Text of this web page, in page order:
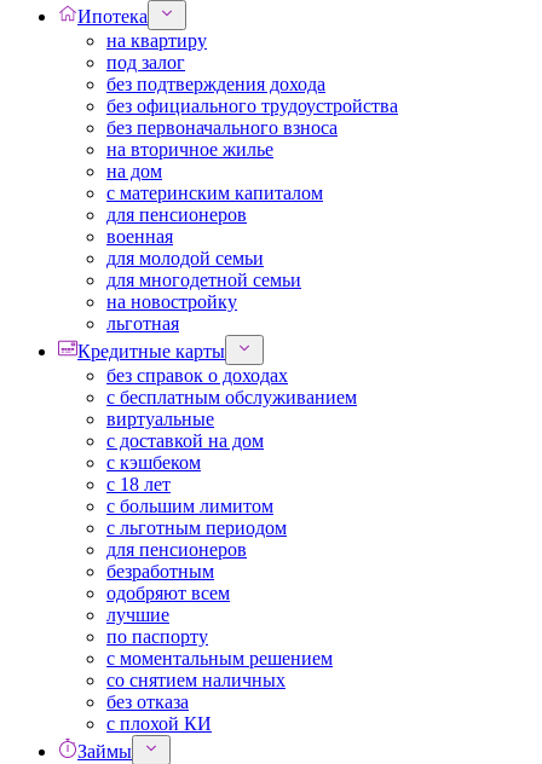
Ипотека
на квартиру
под залог
без подтверждения дохода
без официального трудоустройства
без первоначального взноса
на вторичное жилье
на дом
с материнским капиталом
для пенсионеров
военная
для молодой семьи
для многодетной семьи
на новостройку
льготная
Кредитные карты
без справок о доходах
с бесплатным обслуживанием
виртуальные
с доставкой на дом
с кэшбеком
с 18 лет
с большим лимитом
с льготным периодом
для пенсионеров
безработным
одобряют всем
лучшие
по паспорту
с моментальным решением
со снятием наличных
без отказа
с плохой КИ
Займы